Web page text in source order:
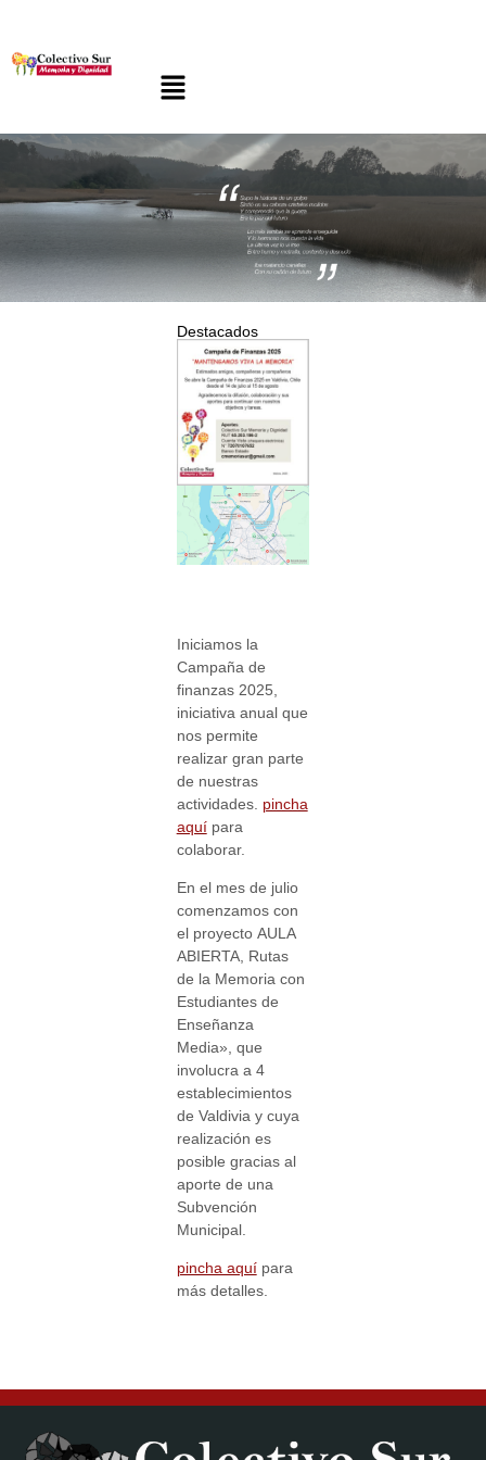
Destacados
Iniciamos la
Campaña de
finanzas 2025,
iniciativa anual que
nos permite
realizar gran parte
de nuestras
actividades. pincha
aquípara
colaborar.
En el mes de julio
comenzamos con
el proyecto AULA
ABIERTA, Rutas
de la Memoria con
Estudiantes de
Enseñanza
Media» , que
involucra a 4
establecimientos
de Valdivia y cuya
realización es
posible gracias al
aporte de una
Subvención
Municipal.
pincha aquípara
más detalles.